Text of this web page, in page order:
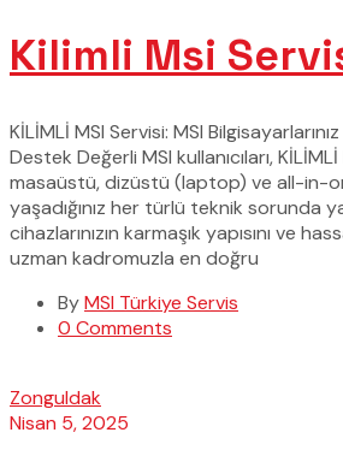
Kilimli Msi
KİLİMLİ MSI Servisi: MSI
Destek Değerli MSI kullanıcıları,
masaüstü, dizüstü (laptop) ve all-in-
yaşadığınız her türlü teknik sorunda
cihazlarınızın karmaşık yapısını ve
uzman kadromuzla en doğru
ByMSI Türkiye Servis
0 Comments
Zonguldak
Nisan 5, 2025